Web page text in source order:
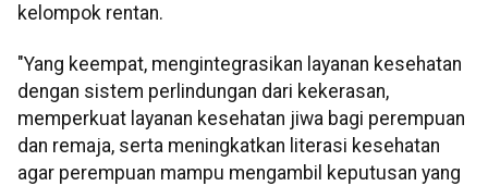
kelompok rentan.
"Yang keempat, mengintegrasikan layanan kesehatan
dengan sistem perlindungan dari kekerasan,
memperkuat layanan kesehatan jiwa bagi perempuan
dan remaja, serta meningkatkan literasi kesehatan
agar perempuan mampu mengambil keputusan yang